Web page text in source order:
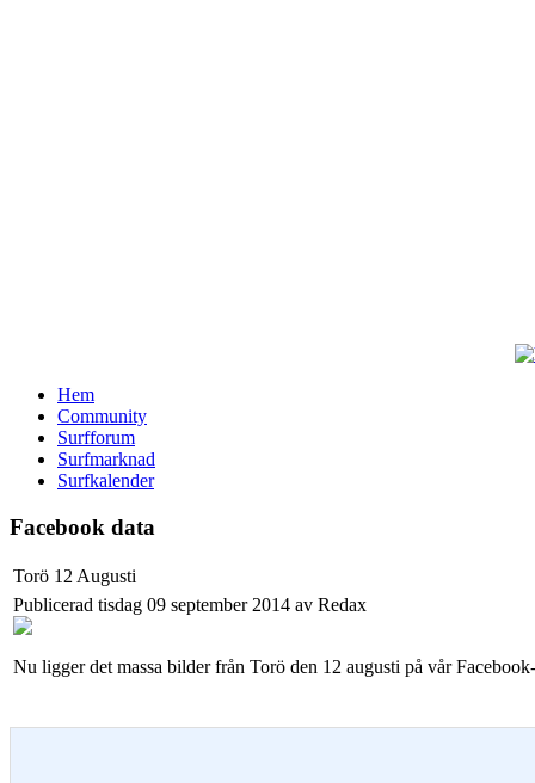
Hem
Community
Surfforum
Surfmarknad
Surfkalender
Facebook data
Torö 12 Augusti
Publicerad tisdag 09 september 2014 av Redax
Nu ligger det massa bilder från Torö den 12 augusti på vår